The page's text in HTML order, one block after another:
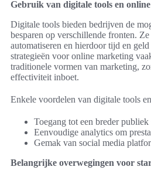
Gebruik van digitale tools en
Digitale tools bieden bedrijven de
besparen op verschillende fronten.
automatiseren en hierdoor tijd en
strategieën voor online marketing
traditionele vormen van marketing,
effectiviteit inboet.
Enkele voordelen van digitale tools
Toegang tot een breder
Eenvoudige analytics om
Gemak van social media
Belangrijke overwegingen voor